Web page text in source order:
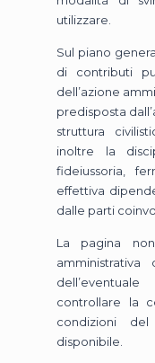
utilizzare.
Sul piano
di contributi
dell’azione
predisposta
struttura
inoltre la
fideiussoria,
effettiva
dalle parti
La pagina
controllare la
condizioni
disponibile.